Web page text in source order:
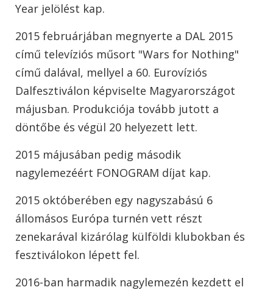
Year jelölést kap.
2015 februárjában megnyerte a DAL 2015
című televíziós műsort "Wars for Nothing"
című dalával, mellyel a 60. Eurovíziós
Dalfesztiválon képviselte Magyarországot
májusban. Produkciója tovább jutott a
döntőbe és végül 20 helyezett lett.
2015 májusában pedig második
nagylemezéért FONOGRAM díjat kap.
2015 októberében egy nagyszabású 6
állomásos Európa turnén vett részt
zenekarával kizárólag külföldi klubokban és
fesztiválokon lépett fel.
2016-ban harmadik nagylemezén kezdett el